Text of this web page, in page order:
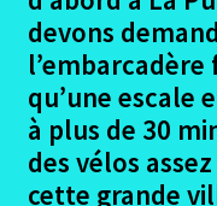
Conclusion
Lisbonne –
Madrid – Santiago
devons
l’embarcadère
qu’une escale
à plus de 30
des vélos
cette grande